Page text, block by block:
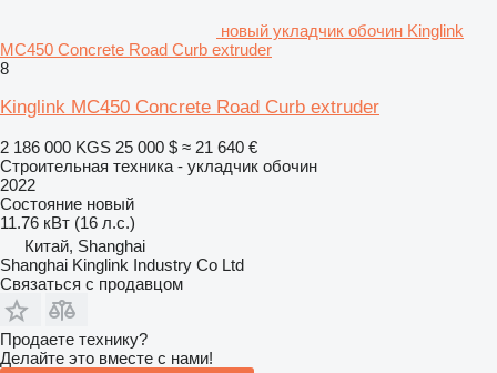
новый укладчик обочин Kinglink
MC450 Concrete Road Curb extruder
8
Kinglink MC450 Concrete Road Curb extruder
2 186 000 KGS 25 000 $ ≈ 21 640 €
Строительная техника - укладчик обочин
2022
Состояние новый
11.76 кВт (16 л.с.)
Китай, Shanghai
Shanghai Kinglink Industry Co Ltd
Связаться с продавцом
Продаете технику?
Делайте это вместе с нами!